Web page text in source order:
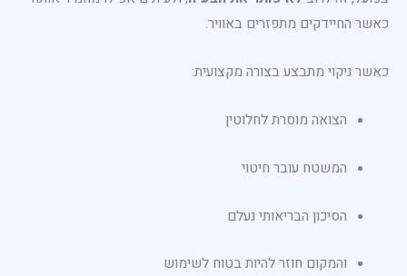
כאשר החיידקים מתפזרים באוויר.
כאשר ניקוי מתבצע בצורה מקצועית:
הצואה מוסרת לחלוטין
המשטח עובר חיטוי
הסיכון הבריאותי נעלם
והמקום חוזר להיות בטוח לשימוש